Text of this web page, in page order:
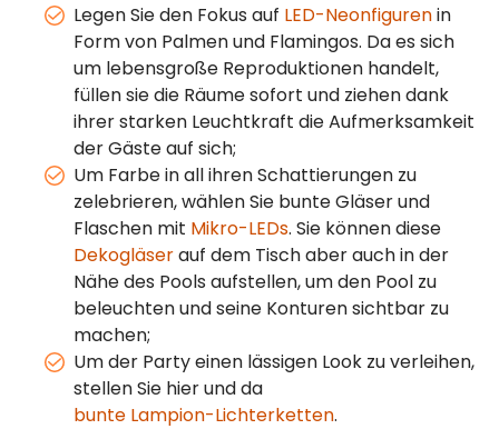
Legen Sie den Fokus auf LED-Neonfigurenin
Form von Palmen und Flamingos. Da es sich
um lebensgroße Reproduktionen handelt,
füllen sie die Räume sofort und ziehen dank
ihrer starken Leuchtkraft die Aufmerksamkeit
der Gäste auf sich;
Um Farbe in all ihren Schattierungen zu
zelebrieren, wählen Sie bunte Gläser und
Flaschen mit Mikro-LEDs. Sie können diese
Dekogläserauf dem Tisch aber auch in der
Nähe des Pools aufstellen, um den Pool zu
beleuchten und seine Konturen sichtbar zu
machen;
Um der Party einen lässigen Look zu verleihen,
stellen Sie hier und da
bunte Lampion-Lichterketten.